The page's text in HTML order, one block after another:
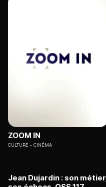
ZOOM IN
CULTURE CINÉMA
Jean Dujardin : son métier,